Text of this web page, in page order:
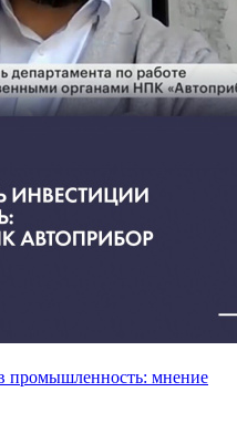
промышленность: мнение